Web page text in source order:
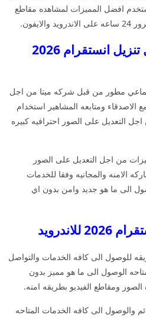
افضل المميزات لمشاهده مقاطع
التوافق والخدمات حول تنزيل انستقرام 2026
مطور من قبل شركه ميتا من اجل
الاصدقاء ومتابعه المشاهير استخدام
التعديل على الصور احترافيه كبيره
من اجل التعديل على الصور
الامنه والمجانيه وفقا للخدمات
الى ما هو جديد وامن بدون اي
للوصول الى كافه الخدمات والتواصل
الوصول الى ما هو مميز بدون
ومقاطع الفيديو بطريقه امنه.
والوصول الى كافه الخدمات المتاحه